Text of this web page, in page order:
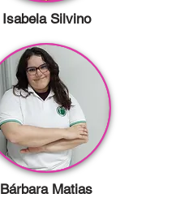
Isabela Silvino
Bárbara Matias